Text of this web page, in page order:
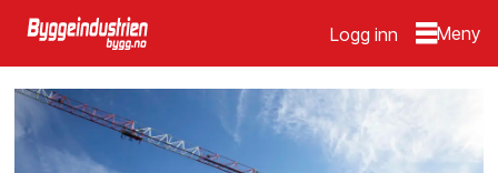
Logg inn